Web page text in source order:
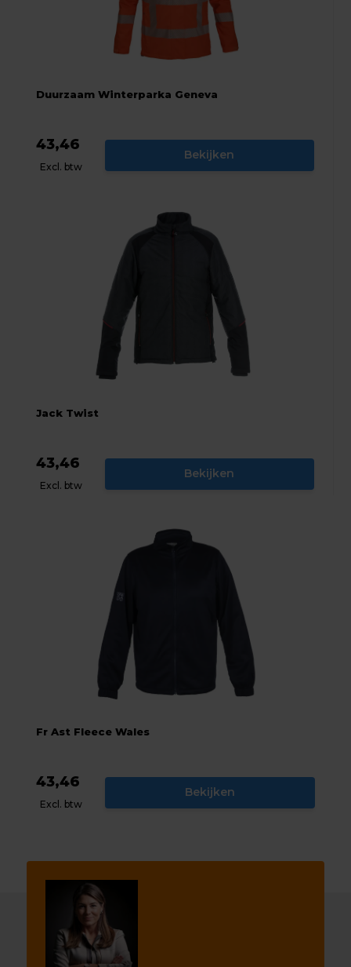
Duurzaam Winterparka Geneva
43,46
Excl. btw
Bekijken
Jack Twist
43,46
Excl. btw
Bekijken
Fr Ast Fleece Wales
43,46
Excl. btw
Bekijken